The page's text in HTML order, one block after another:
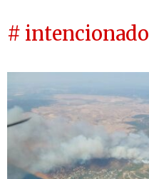
# intencionado